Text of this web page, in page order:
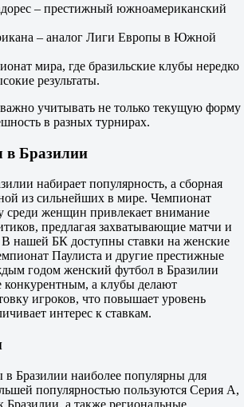
– престижный южноамериканский
– аналог Лиги Европы в Южной
мира, где бразильские клубы нередко
результаты.
учитывать не только текущую форму
в разных турнирах.
в Бразилии
набирает популярность, а сборная
из сильнейших в мире. Чемпионат
среди женщин привлекает внимание
предлагая захватывающие матчи и
В нашей БК доступны ставки на женские
Паулиста и другие престижные
годом женский футбол в Бразилии
конкурентным, а клубы делают
игроков, что повышает уровень
интерес к ставкам.
Бразилии наиболее популярны для
популярностью пользуются Серия A,
Бразилии, а также региональные